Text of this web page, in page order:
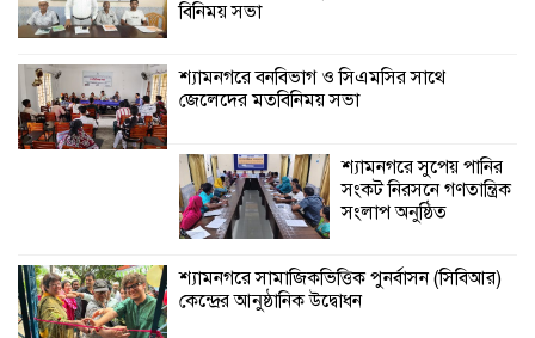
বিনিময় সভা
শ্যামনগরে বনবিভাগ ও সিএমসির সাথে
জেলেদের মতবিনিময় সভা
শ্যামনগরে সুপেয় পানির
সংকট নিরসনে গণতান্ত্রিক
সংলাপ অনুষ্ঠিত
শ্যামনগরে সামাজিকভিত্তিক পুনর্বাসন (সিবিআর)
কেন্দ্রের আনুষ্ঠানিক উদ্বোধন